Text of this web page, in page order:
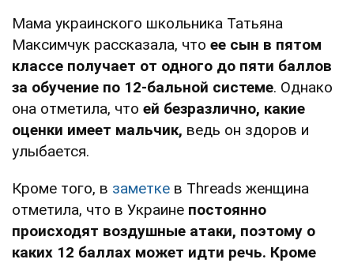
Мама украинского школьника Татьяна
Максимчук рассказала, что ее сын в пятом
классе получает от одного до пяти баллов
за обучение по 12-бальной системе. Однако
она отметила, что ей безразлично, какие
оценки имеет мальчик, ведь он здоров и
улыбается.
Кроме того, в заметке в Тhreads женщина
отметила, что в Украине постоянно
происходят воздушные атаки, поэтому о
каких 12 баллах может идти речь. Кроме